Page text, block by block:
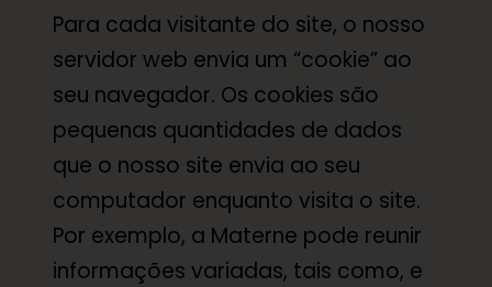
Para cada visitante do site, o nosso
servidor web envia um “cookie” ao
seu navegador. Os cookies são
pequenas quantidades de dados
que o nosso site envia ao seu
computador enquanto visita o site.
Por exemplo, a Materne pode reunir
informações variadas, tais como, e